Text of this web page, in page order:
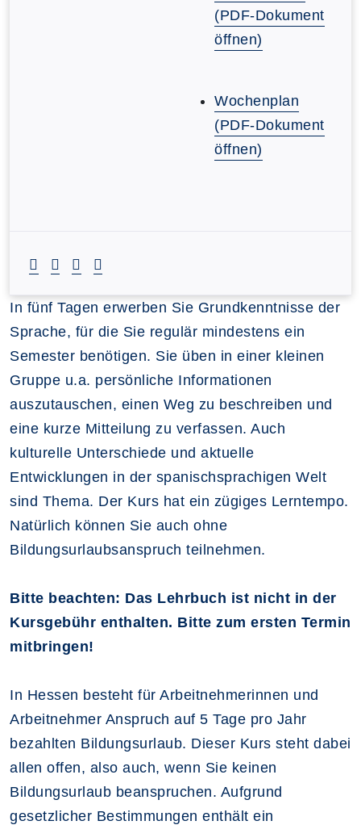
(PDF-Dokument
öffnen)
Wochenplan
(PDF-Dokument
öffnen)
In fünf Tagen erwerben Sie Grundkenntnisse der
Sprache, für die Sie regulär mindestens ein
Semester benötigen. Sie üben in einer kleinen
Gruppe u.a. persönliche Informationen
auszutauschen, einen Weg zu beschreiben und
eine kurze Mitteilung zu verfassen. Auch
kulturelle Unterschiede und aktuelle
Entwicklungen in der spanischsprachigen Welt
sind Thema. Der Kurs hat ein zügiges Lerntempo.
Natürlich können Sie auch ohne
Bildungsurlaubsanspruch teilnehmen.
Bitte beachten: Das Lehrbuch ist nicht in der
Kursgebühr enthalten. Bitte zum ersten Termin
mitbringen!
In Hessen besteht für Arbeitnehmerinnen und
Arbeitnehmer Anspruch auf 5 Tage pro Jahr
bezahlten Bildungsurlaub. Dieser Kurs steht dabei
allen offen, also auch, wenn Sie keinen
Bildungsurlaub beanspruchen. Aufgrund
gesetzlicher Bestimmungen enthält ein